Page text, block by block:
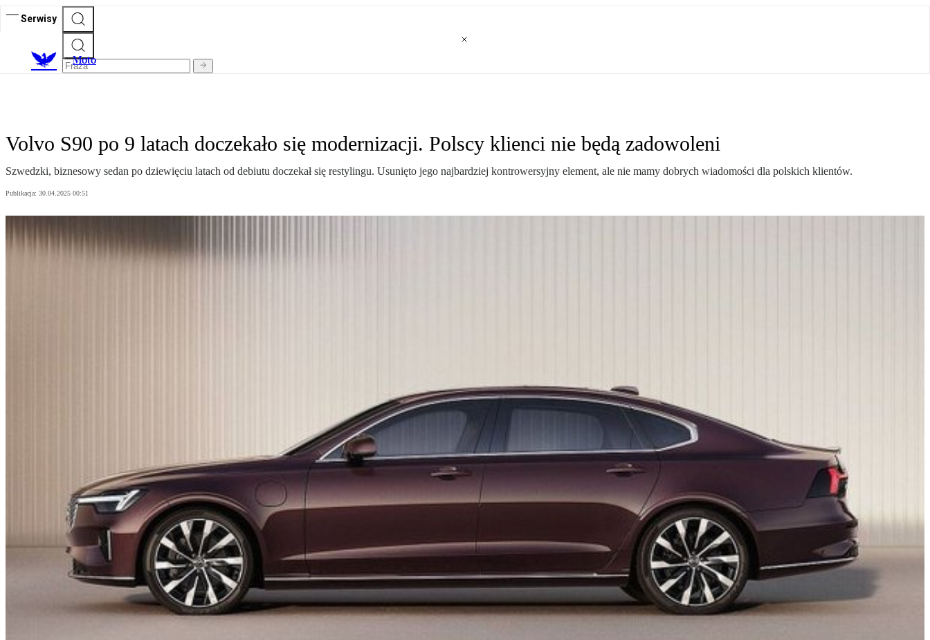
Serwisy
Moto
Volvo S90 po 9 latach doczekało się modernizacji. Polscy klienci nie będą zadowoleni
Szwedzki, biznesowy sedan po dziewięciu latach od debiutu doczekał się restylingu. Usunięto jego najbardziej kontrowersyjny element, ale nie mamy dobrych wiadomości dla polskich klientów.
Publikacja: 30.04.2025 00:51